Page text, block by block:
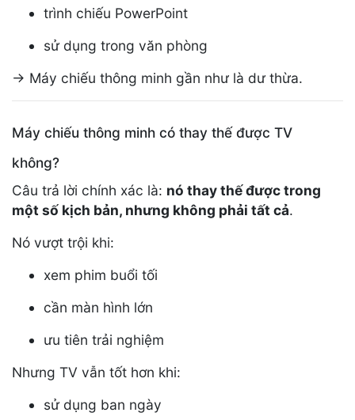
trình chiếu PowerPoint
sử dụng trong văn phòng
→ Máy chiếu thông minh gần như là dư thừa.
Máy chiếu thông minh có thay thế được TV
không?
Câu trả lời chính xác là: nó thay thế được trong
một số kịch bản, nhưng không phải tất cả.
Nó vượt trội khi:
xem phim buổi tối
cần màn hình lớn
ưu tiên trải nghiệm
Nhưng TV vẫn tốt hơn khi:
sử dụng ban ngày